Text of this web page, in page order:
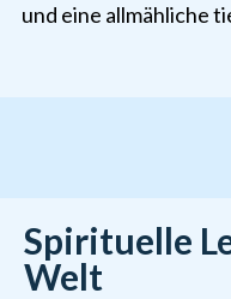
und eine allmähliche
Spirituelle
Welt